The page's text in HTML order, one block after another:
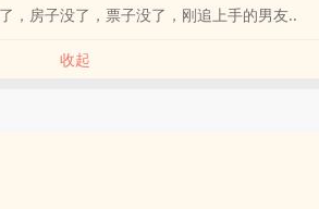
，房子没了，票子没了，刚追上手的男友..
收起